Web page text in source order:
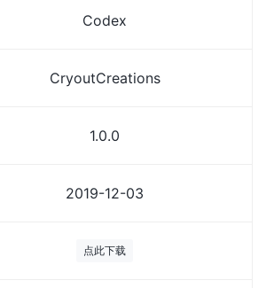
Codex
CryoutCreations
1.0.0
2019-12-03
点此下载